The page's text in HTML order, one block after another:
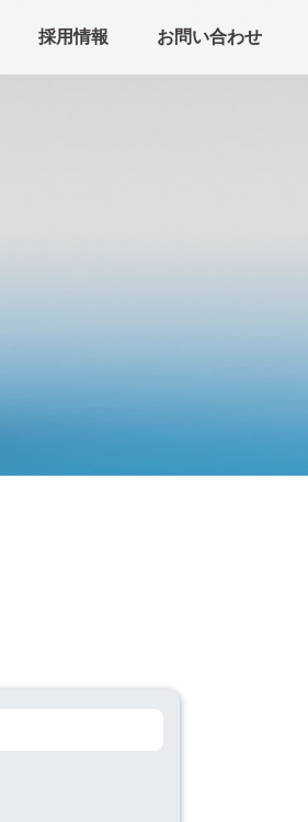
採用情報 お問い合わせ